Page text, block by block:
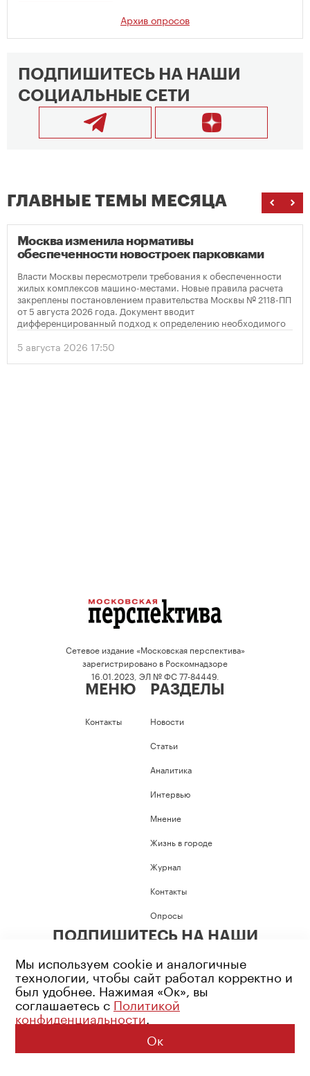
Архив опросов
ПОДПИШИТЕСЬ НА НАШИ
СОЦИАЛЬНЫЕ СЕТИ
ГЛАВНЫЕ ТЕМЫ МЕСЯЦА
Москва изменила нормативы
обеспеченности новостроек парковками
Власти Москвы пересмотрели требования к обеспеченности
жилых комплексов машино-местами. Новые правила расчета
закреплены постановлением правительства Москвы № 2118-ПП
от 5 августа 2026 года. Документ вводит
дифференцированный подход к определению необходимого
количества парковок в зависимости от площади квартир и
устанавливает переходный период для уже согласованных
проектов.
5 августа 2026 17:50
Сетевое издание «Московская перспектива»
зарегистрировано в Роскомнадзоре
16.01.2023, ЭЛ № ФС 77-84449.
МЕНЮ
Контакты
РАЗДЕЛЫ
Новости
Статьи
Аналитика
Интервью
Мнение
Жизнь в городе
Журнал
Контакты
Опросы
ПОДПИШИТЕСЬ НА НАШИ
Возрастное ограничение: 16+
Политика конфиденциальности
© 2026 Все права защищены
Мы используем cookie и аналогичные
технологии, чтобы сайт работал корректно и
был удобнее. Нажимая «Ок», вы
соглашаетесь с Политикой
конфиденциальности.
Ок